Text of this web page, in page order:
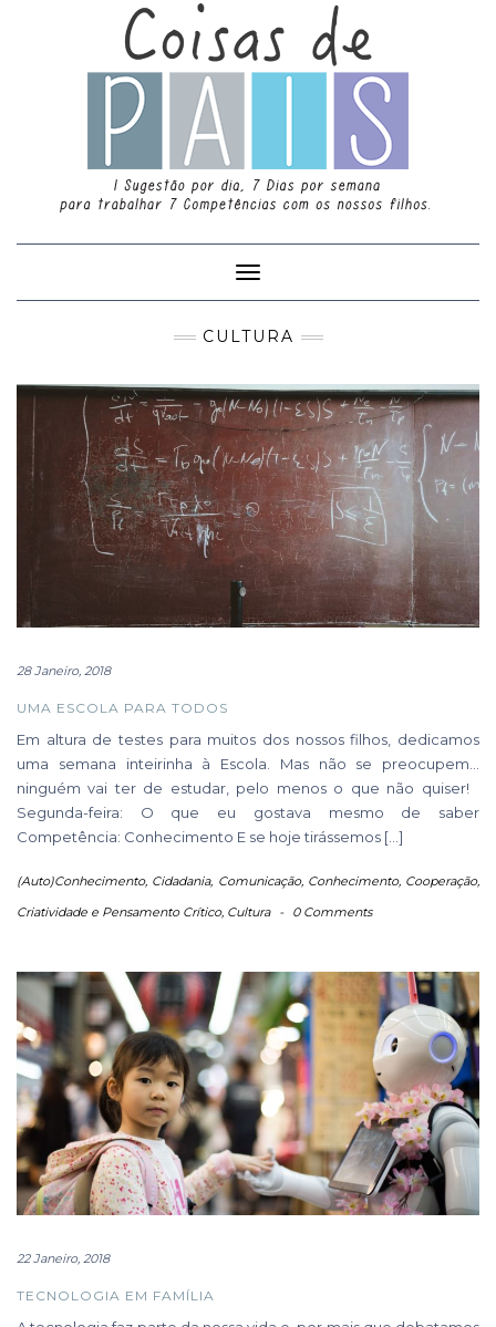
Toggle
Navigation
CULTURA
28 Janeiro, 2018
UMA ESCOLA PARA TODOS
Em altura de testes para muitos dos nossos filhos, dedicamos
uma semana inteirinha à Escola. Mas não se preocupem…
ninguém vai ter de estudar, pelo menos o que não quiser!
Segunda-feira: O que eu gostava mesmo de saber
Competência: Conhecimento E se hoje tirássemos […]
(Auto)Conhecimento, Cidadania, Comunicação, Conhecimento, Cooperação,
Criatividade e Pensamento Crítico, Cultura - 0 Comments
22 Janeiro, 2018
TECNOLOGIA EM FAMÍLIA